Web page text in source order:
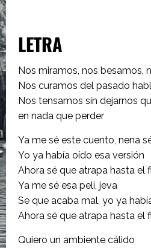
LETRA
Nos miramos, nos besamos,
Nos curamos del pasado
Nos tensamos sin dejarnos
en nada que perder
Ya me sé este cuento, nena
Yo ya había oído esa versión
Ahora sé que atrapa hasta el
Ya me sé esa peli, jeva
Se que acaba mal, yo ya
Ahora sé que atrapa hasta el
Quiero un ambiente cálido